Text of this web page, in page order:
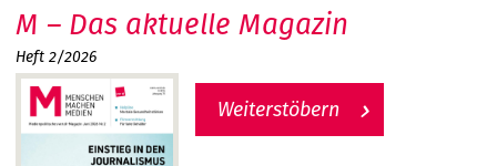
M – Das aktuelle Magazin
Heft 2/2026
Weiterstöbern